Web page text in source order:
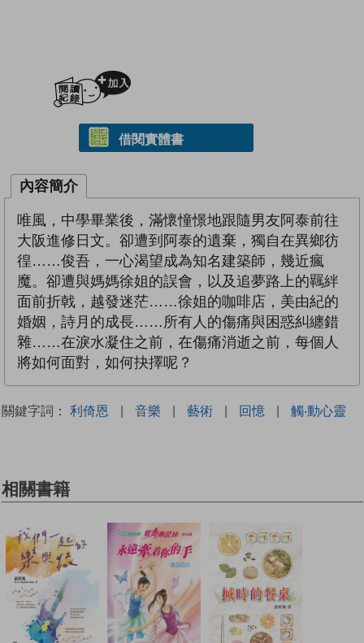
借閱實體書
內容簡介
唯風，中學畢業後，滿懷憧憬地跟隨男友阿泰前往
大阪進修日文。卻遭到阿泰的遺棄，獨自在異鄉彷
徨……俊吾，一心渴望成為知名建築師，幾近瘋
魔。卻遭與媽媽徐姐的誤會，以及追夢路上的羈絆
面前折戟，越發迷茫……徐姐的咖啡店，美由紀的
婚姻，詩月的成長……所有人的傷痛與困惑糾纏錯
雜……在淚水凝住之前，在傷痛消逝之前，每個人
將如何面對，如何抉擇呢？
關鍵字詞： 利倚恩 | 音樂 | 藝術 | 回憶 | 觸‧動心靈
相關書籍